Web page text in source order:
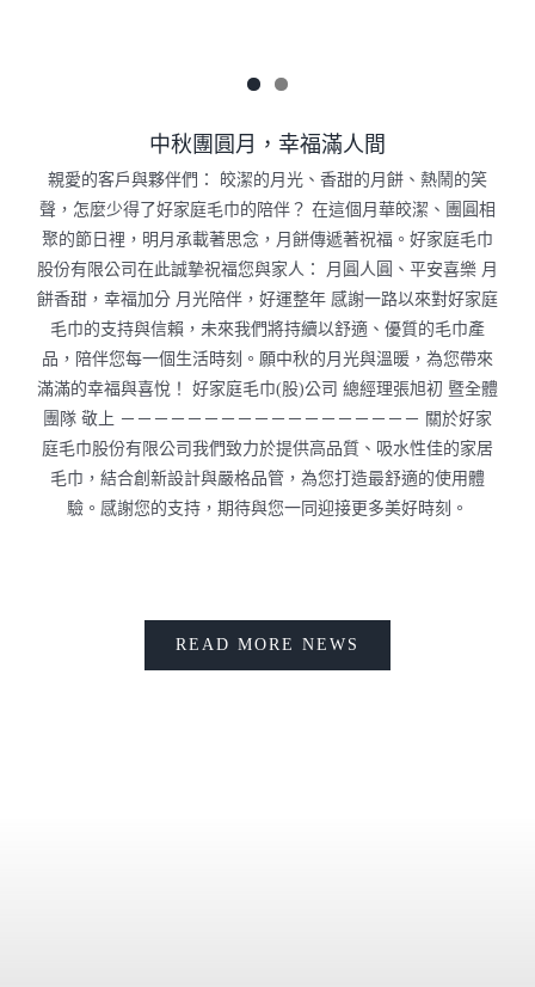
中秋團圓月，幸福滿人間
親愛的客戶與夥伴們： 皎潔的月光、香甜的月餅、熱鬧的笑
聲，怎麼少得了好家庭毛巾的陪伴？⁣⁣⁣⁣⁣⁣⁣⁣⁣⁣⁣⁣⁣⁣⁣⁣⁣⁣⁣⁣⁣⁣⁣⁣⁣⁣⁣⁣⁣⁣⁣⁣⁣⁣⁣⁣⁣⁣⁣⁣⁣⁣⁣⁣⁣⁣⁣⁣⁣⁣⁣⁣⁣⁣⁣⁣⁣⁣⁣⁣⁣⁣⁣⁣⁣⁣⁣⁣⁣⁣⁣⁣⁣⁣⁣⁣⁣⁣⁣⁣⁣⁣⁣⁣⁣⁣⁣⁣⁣⁣⁣⁣⁣⁣⁣⁣⁣⁣⁣⁣⁣⁣⁣⁣⁣⁣⁣⁣⁣⁣⁣⁣⁣⁣⁣⁣⁣⁣⁣⁣⁣⁣⁣⁣⁣⁣⁣⁣⁣⁣⁣⁣⁣⁣⁣⁣⁣⁣⁣⁣⁣⁣⁣⁣⁣⁣⁣⁣⁣⁣⁣⁣⁣⁣⁣⁣⁣⁣⁣⁣⁣⁣⁣⁣⁣⁣⁣⁣⁣⁣⁣⁣⁣⁣⁣⁣⁣⁣⁣⁣⁣⁣⁣⁣⁣⁣⁣⁣⁣⁣⁣⁣⁣⁣⁣⁣⁣⁣⁣⁣⁣⁣⁣⁣⁣⁣⁣⁣⁣⁣⁣⁣⁣⁣⁣⁣⁣⁣⁣⁣⁣⁣⁣⁣⁣⁣⁣⁣⁣⁣⁣⁣⁣⁣⁣⁣⁣⁣⁣⁣⁣⁣⁣⁣⁣⁣⁣⁣⁣⁣⁣⁣⁣⁣⁣⁣⁣⁣⁣⁣⁣⁣⁣⁣⁣⁣⁣⁣⁣⁣⁣⁣⁣⁣⁣⁣⁣⁣⁣⁣⁣⁣⁣⁣⁣⁣⁣⁣⁣⁣⁣⁣⁣⁣⁣⁣⁣⁣⁣⁣⁣⁣⁣⁣⁣⁣⁣⁣⁣⁣⁣⁣⁣⁣⁣⁣⁣⁣⁣⁣⁣⁣⁣⁣⁣⁣⁣⁣⁣⁣⁣⁣⁣⁣⁣⁣⁣⁣⁣⁣⁣⁣⁣⁣⁣⁣⁣⁣⁣⁣⁣⁣⁣⁣⁣⁣⁣⁣⁣⁣⁣⁣⁣⁣⁣⁣⁣⁣⁣⁣⁣⁣⁣⁣⁣⁣⁣⁣⁣⁣⁣⁣⁣⁣⁣⁣⁣⁣⁣⁣⁣⁣⁣⁣⁣⁣⁣⁣⁣⁣⁣⁣⁣⁣⁣⁣⁣⁣⁣⁣⁣⁣⁣⁣⁣⁣⁣⁣⁣⁣⁣⁣⁣⁣⁣⁣⁣⁣⁣⁣⁣⁣⁣⁣⁣⁣⁣⁣⁣⁣⁣⁣⁣⁣⁣⁣⁣⁣⁣⁣⁣⁣⁣⁣⁣⁣⁣⁣⁣⁣⁣⁣⁣⁣⁣⁣⁣⁣⁣⁣⁣⁣⁣⁣⁣⁣⁣⁣⁣⁣⁣⁣⁣⁣⁣⁣⁣⁣⁣⁣⁣⁣⁣⁣⁣⁣⁣⁣⁣⁣⁣⁣⁣⁣⁣⁣⁣⁣⁣⁣⁣⁣⁣⁣⁣⁣⁣⁣⁣⁣⁣⁣ 在這個月華皎潔、團圓相
聚的節日裡，明月承載著思念，月餅傳遞著祝福。好家庭毛巾
股份有限公司在此誠摯祝福您與家人： 月圓人圓、平安喜樂 月
餅香甜，幸福加分 月光陪伴，好運整年 感謝一路以來對好家庭
毛巾的支持與信賴，未來我們將持續以舒適、優質的毛巾產
品，陪伴您每一個生活時刻。願中秋的月光與溫暖，為您帶來
滿滿的幸福與喜悅！ 好家庭毛巾(股)公司 總經理張旭初 暨全體
團隊 敬上 －－－－－－－－－－－－－－－－－－ 關於好家
庭毛巾股份有限公司我們致力於提供高品質、吸水性佳的家居
毛巾，結合創新設計與嚴格品管，為您打造最舒適的使用體
驗。感謝您的支持，期待與您一同迎接更多美好時刻。
READ MORE NEWS